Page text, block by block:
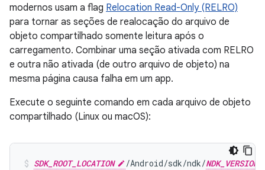
modernos usam a flag Relocation Read-Only (RELRO)
para tornar as seções de realocação do arquivo de
objeto compartilhado somente leitura após o
carregamento. Combinar uma seção ativada com RELRO
e outra não ativada (de outro arquivo de objeto) na
mesma página causa falha em um app.
Execute o seguinte comando em cada arquivo de objeto
compartilhado (Linux ou macOS):
SDK_ROOT_LOCATION /Android/sdk/ndk/NDK_VERSION